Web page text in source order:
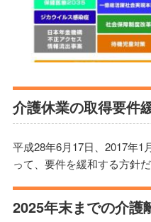
介護休業の取得要件
平成28年6月17日、2017年1
って、要件を緩和する方針
2025年末までの介護